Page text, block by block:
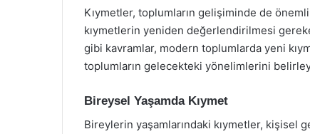
Kıymetler, toplumların gelişiminde de
kıymetlerin yeniden değerlendirilmesi
gibi kavramlar, modern toplumlarda yeni
toplumların gelecekteki yönelimlerini
Bireysel Yaşamda Kıymet
Bireylerin yaşamlarındaki kıymetler, kişisel